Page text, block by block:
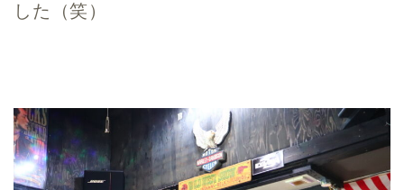
した（笑）